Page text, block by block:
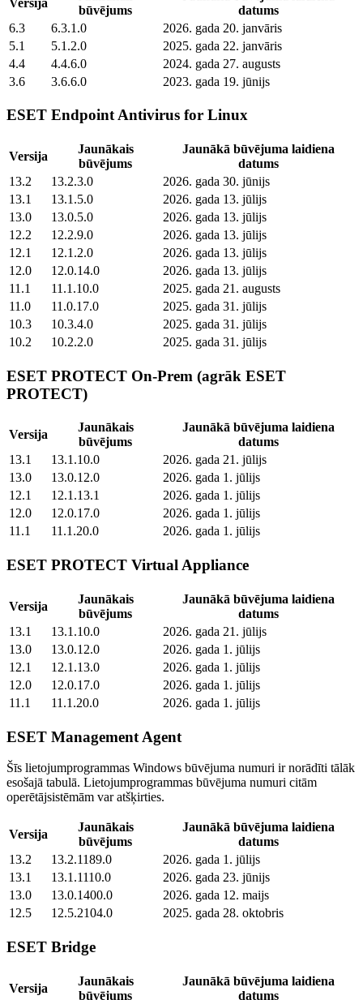
būvējums
datums
6.3
6.3.1.0
2026. gada 20. janvāris
5.1
5.1.2.0
2025. gada 22. janvāris
4.4
4.4.6.0
2024. gada 27. augusts
3.6
3.6.6.0 2023. gada 19. jūnijs
ESET Endpoint Antivirus for Linux
Versija
Jaunākais
būvējums
Jaunākā būvējuma laidiena
datums
13.2
13.2.3.0
2026. gada 30. jūnijs
13.1
13.1.5.0
2026. gada 13. jūlijs
13.0
13.0.5.0
2026. gada 13. jūlijs
12.2
12.2.9.0
2026. gada 13. jūlijs
12.1
12.1.2.0
2026. gada 13. jūlijs
12.0
12.0.14.0
2026. gada 13. jūlijs
11.1
11.1.10.0
2025. gada 21. augusts
11.0
11.0.17.0
2025. gada 31. jūlijs
10.3
10.3.4.0
2025. gada 31. jūlijs
10.2
10.2.2.0 2025. gada 31. jūlijs
ESET PROTECT On-Prem (agrāk ESET
PROTECT)
Versija
Jaunākais
būvējums
Jaunākā būvējuma laidiena
datums
13.1
13.1.10.0
2026. gada 21. jūlijs
13.0
13.0.12.0
2026. gada 1. jūlijs
12.1
12.1.13.1
2026. gada 1. jūlijs
12.0
12.0.17.0
2026. gada 1. jūlijs
11.1
11.1.20.0 2026. gada 1. jūlijs
ESET PROTECT Virtual Appliance
Versija
Jaunākais
būvējums
Jaunākā būvējuma laidiena
datums
13.1
13.1.10.0
2026. gada 21. jūlijs
13.0
13.0.12.0
2026. gada 1. jūlijs
12.1
12.1.13.0
2026. gada 1. jūlijs
12.0
12.0.17.0
2026. gada 1. jūlijs
11.1
11.1.20.0 2026. gada 1. jūlijs
ESET Management Agent
Šīs lietojumprogrammas Windows būvējuma numuri ir norādīti tālāk
esošajā tabulā. Lietojumprogrammas būvējuma numuri citām
operētājsistēmām var atšķirties.
Versija
Jaunākais
būvējums
Jaunākā būvējuma laidiena
datums
13.2
13.2.1189.0
2026. gada 1. jūlijs
13.1
13.1.1110.0
2026. gada 23. jūnijs
13.0
13.0.1400.0
2026. gada 12. maijs
12.5
12.5.2104.0 2025. gada 28. oktobris
ESET Bridge
Versija
Jaunākais
būvējums
Jaunākā būvējuma laidiena
datums